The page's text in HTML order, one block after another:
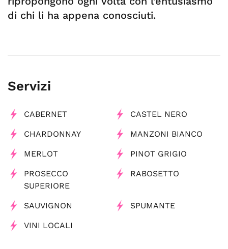
di chi li ha appena conosciuti.
Servizi
CABERNET CASTEL NERO
CHARDONNAY MANZONI BIANCO
MERLOT PINOT GRIGIO
PROSECCO
SUPERIORE
RABOSETTO
SAUVIGNON SPUMANTE
VINI LOCALI